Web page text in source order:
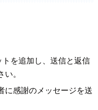
トを追加し、送信と返信
。
に感謝のメッセージを送